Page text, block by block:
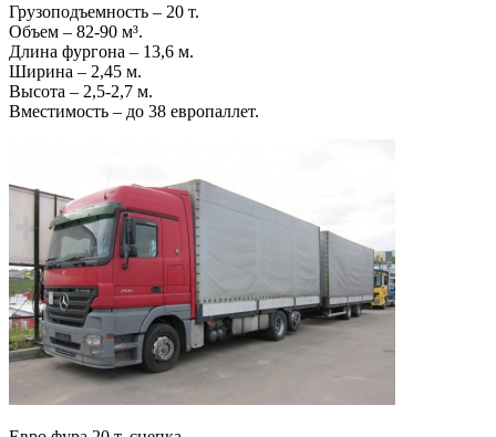
Грузоподъемность – 20 т.
Объем – 82-90 м³.
Длина фургона – 13,6 м.
Ширина – 2,45 м.
Высота – 2,5-2,7 м.
Вместимость – до 38 европаллет.